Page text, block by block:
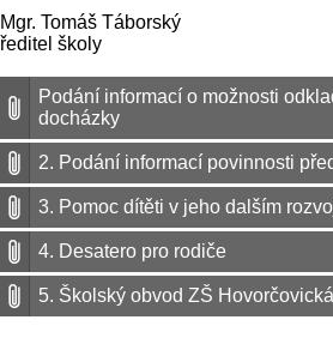
Mgr. Tomáš Táborský
ředitel školy
Podání informací o možnosti
docházky
2. Podání informací povinnosti
3. Pomoc dítěti v jeho dalším
4. Desatero pro rodiče
5. Školský obvod ZŠ Hovorčovická